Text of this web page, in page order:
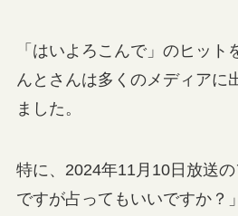
「はいよろこんで」のヒット
んとさんは多くのメディアに
ました。
特に、2024年11月10日放送
ですが占ってもいいですか？